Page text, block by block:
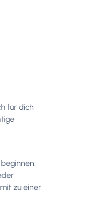
für dich
zu einer